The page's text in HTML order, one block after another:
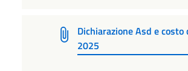
Dichiarazione Asd e costo
2025